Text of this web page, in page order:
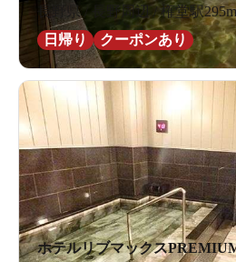
長野県 / 長野周辺 / 権堂駅295m
日帰り
クーポンあり
ホテルリブマックス